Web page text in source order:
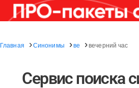
Главная Синонимы ве вечерний час
Сервис поиска